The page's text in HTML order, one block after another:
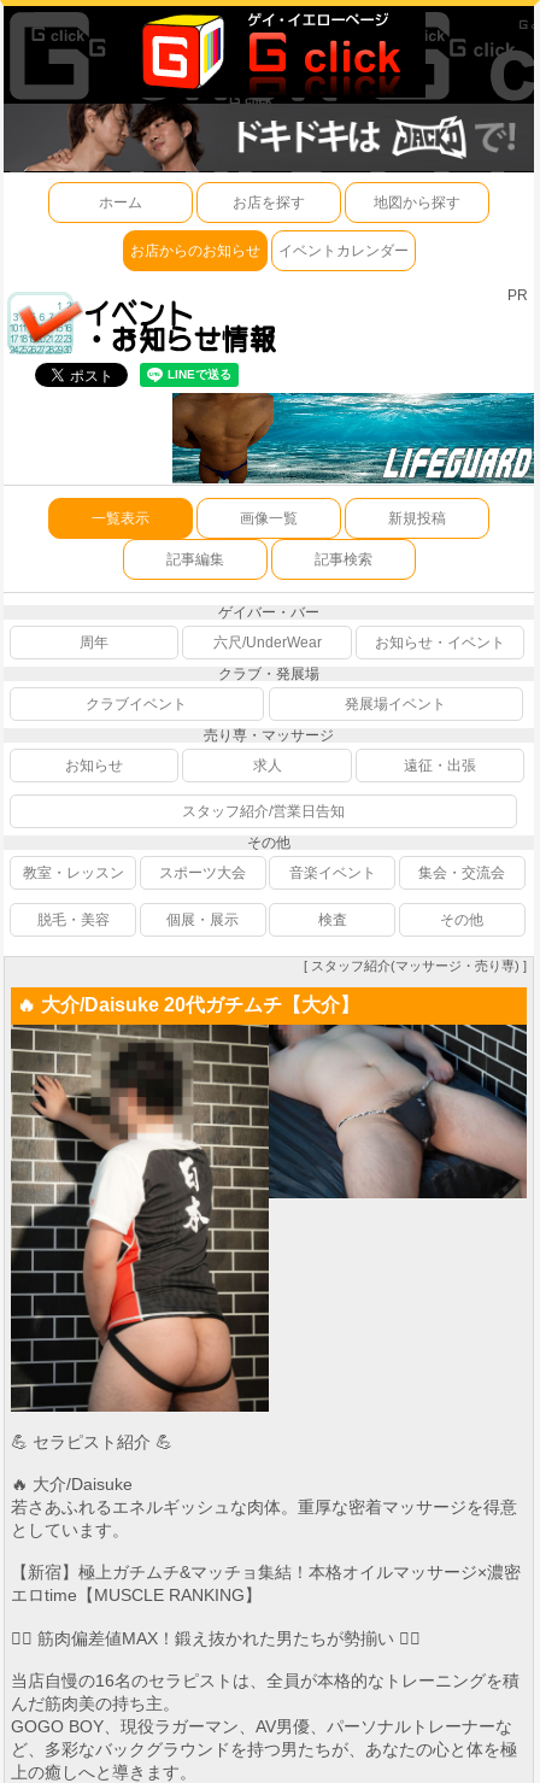
ホーム お店を探す 地図から探す
お店からのお知らせ イベントカレンダー
PR
一覧表示 画像一覧 新規投稿
記事編集 記事検索
ゲイバー・バー
周年
六尺/UnderWear
お知らせ・イベント
クラブ・発展場
クラブイベント
発展場イベント
売り専・マッサージ
お知らせ
求人 遠征・出張
スタッフ紹介/営業日告知
その他
教室・レッスン
スポーツ大会 音楽イベント 集会・交流会
脱毛・美容 個展・展示 検査 その他
[ スタッフ紹介(マッサージ・売り専) ]
🔥 大介/Daisuke 20代ガチムチ【大介】
💪 セラピスト紹介 💪
🔥 大介/Daisuke
若さあふれるエネルギッシュな肉体。重厚な密着マッサージを得意
としています。
【新宿】極上ガチムチ&マッチョ集結！本格オイルマッサージ×濃密
エロtime【MUSCLE RANKING】
🏋️‍♂️ 筋肉偏差値MAX！鍛え抜かれた男たちが勢揃い 🏋️‍♂️
当店自慢の16名のセラピストは、全員が本格的なトレーニングを積
んだ筋肉美の持ち主。
GOGO BOY、現役ラガーマン、AV男優、パーソナルトレーナーな
ど、多彩なバックグラウンドを持つ男たちが、あなたの心と体を極
上の癒しへと導きます。